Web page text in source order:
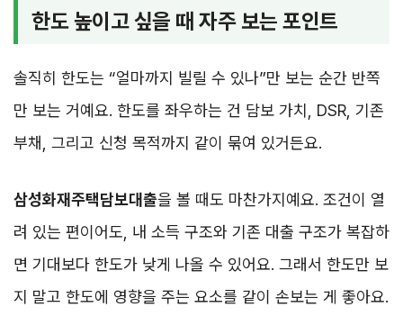
한도 높이고 싶을 때 자주 보는 포인트
솔직히 한도는 “얼마까지 빌릴 수 있나”만 보는 순간 반쪽
만 보는 거예요. 한도를 좌우하는 건 담보 가치, DSR, 기존
부채, 그리고 신청 목적까지 같이 묶여 있거든요.
삼성화재주택담보대출을 볼 때도 마찬가지예요. 조건이 열
려 있는 편이어도, 내 소득 구조와 기존 대출 구조가 복잡하
면 기대보다 한도가 낮게 나올 수 있어요. 그래서 한도만 보
지 말고 한도에 영향을 주는 요소를 같이 손보는 게 좋아요.